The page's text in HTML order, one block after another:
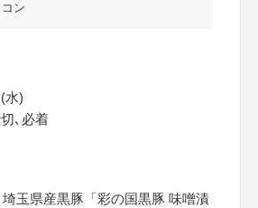
ン
水)
､必着
玉県産黒豚「彩の国黒豚 味噌漬